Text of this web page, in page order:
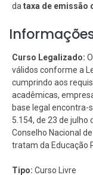
da taxa de emissão
Curso Legalizado:
válidos conforme a
cumprindo aos
acadêmicas,
base legal encontra-
5.154, de 23 de julho
Conselho Nacional
tratam da Educação
Tipo: Curso Livre